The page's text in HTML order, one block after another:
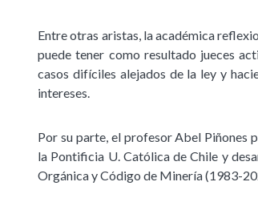
Entre otras aristas, la académica
puede tener como resultado jueces
casos difíciles alejados de la ley y
intereses.
Por su parte, el profesor Abel Piñones
la Pontificia U. Católica de Chile y
Orgánica y Código de Minería (1983-